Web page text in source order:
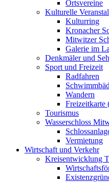
Ortsvereine
Kulturelle
Kulturring
Kronacher
Mitwitzer
Galerie im
Denkmäler und
Sport und Freizeit
Radfahren
Wandern
Freizeitkarte
Tourismus
Wasserschloss
Vermietung
Wirtschaft und Verkehr
Kreisentwicklung